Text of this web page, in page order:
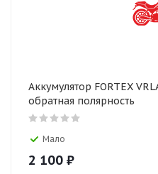
Аккумулятор FORTEX
обратная полярность
Мало
2 100 ₽